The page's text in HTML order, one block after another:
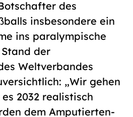
des
insbesondere ein
ins paralympische
der
Weltverbandes
„Wir gehen
2032 realistisch
dem Amputierten-